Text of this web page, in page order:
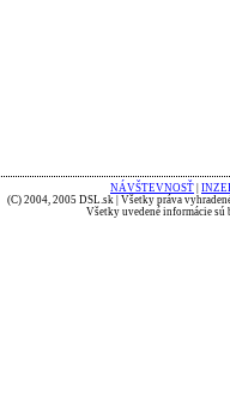
NÁVŠTEVNOSŤ
(C) 2004, 2005 DSL.sk | Všetky práva
Všetky uvedené informácie sú